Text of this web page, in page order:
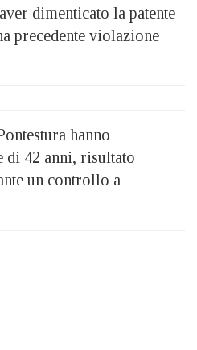
dimenticato la patente
precedente violazione
hanno
di 42 anni, risultato
un controllo a